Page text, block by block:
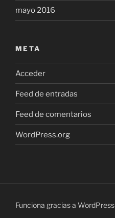
mayo 2016
META
Acceder
Feed de entradas
Feed de comentarios
WordPress.org
Funciona gracias a WordPress